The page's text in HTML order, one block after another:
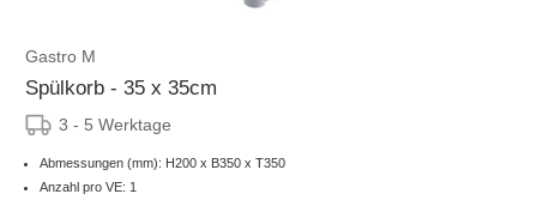
Gastro M
Spülkorb - 35 x 35cm
3 - 5 Werktage
Abmessungen (mm): H200 x B350 x T350
Anzahl pro VE: 1